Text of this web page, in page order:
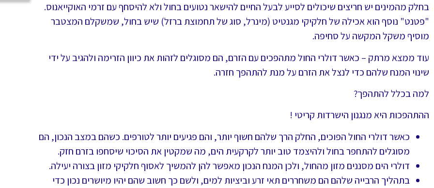
בחלק מהמינים יש חריצים שיכולים לסייע לבעל החיים להישאר נטועים בחול ולא להיסחף עם זרמי האוקייאנוס.
"פטנט" נוסף הוא אכילה של חלקיקי מגנטיט (מינרל, סוג של תחמוצת ברזל) שיש בחול, שמשקלם המצטבר
מוסיף משקל המקשה על סחיפה.
עוד ממצא מרתק – כאשר דולרי החול מתהפכים עם הזרם, הם מסוגלים לזהות את כיוון הזרימה ולהגיב על ידי
שינוי המנח שלהם כדי לנצל את הזרם על מנת להתהפך חזרה.
למה בכלל להתהפך?
ההתהפכות היא מנגנון הישרדות קריטי !
כאשר דולרי החול הפוכים, החלק הרך שלהם חשוף יותר, והם פגיעים יותר לטורפים. כשהם במצב הנכון, הם
מסוגלים להתחפר בחול ולהיצמד טוב יותר לקרקעית הים, מה שמקטין את הסיכוי שיסחפו בזרם חזק.
דולרי הים מסננים מזון מהחול, ולכן המנח הנכון מאפשר להן להמשיך לאסוף חלקיקי מזון בצורה יעילה.
בתהליך הרבייה שלהם הם משחררים תאי זרע וביציות למים, ולשם כך חשוב שהם יהיו מיושרים נכון כדי